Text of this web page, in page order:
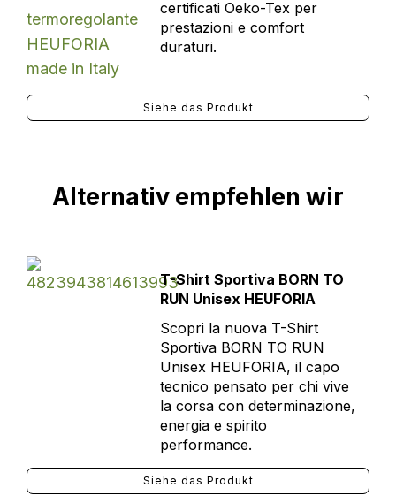
certificati Oeko-Tex per
prestazioni e comfort
duraturi.
Siehe das Produkt
Alternativ empfehlen wir
T-Shirt Sportiva BORN TO
RUN Unisex HEUFORIA
Scopri la nuova T-Shirt
Sportiva BORN TO RUN
Unisex HEUFORIA, il capo
tecnico pensato per chi vive
la corsa con determinazione,
energia e spirito
performance.
Siehe das Produkt